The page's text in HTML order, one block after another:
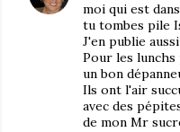
moi qui est
tu tombes pile
J'en publie
Pour les
un bon
Ils ont l'air
avec des
de mon Mr